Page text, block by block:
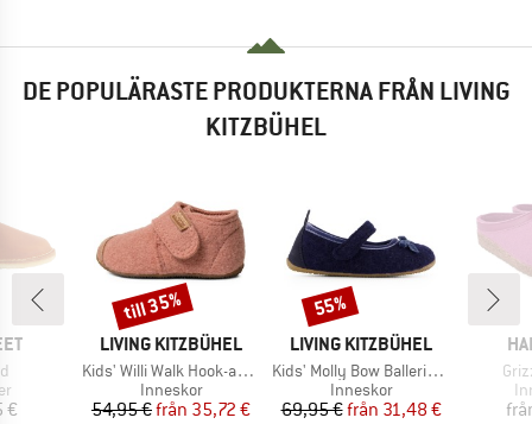
DE POPULÄRASTE PRODUKTERNA FRÅN LIVING
KITZBÜHEL
€
VARUMÄRKE
LIVING KITZBÜHEL
Produkter
Kids' Willi Walk Hook-and-Loop Shoes
Produktgrupp
Inneskor
Pris
54,95 € Reducerat pris
från 35,72 €
Rabatt
till 35%
VARUMÄRKE
LIVING KITZBÜHEL
Produkter
Kids' Molly Bow Ballerina Shoes
Produktgrupp
Inneskor
Pris
69,95 € Reducerat pris
från 31,48 €
Rabatt
55%